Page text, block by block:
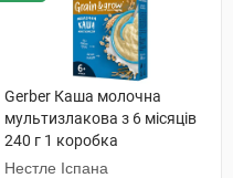
Gerber Каша молочна
мультизлакова з 6 місяців
240 г 1 коробка
Нестле Іспана